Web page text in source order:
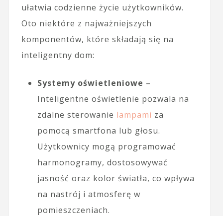
ułatwia codzienne życie użytkowników.
Oto niektóre z najważniejszych
komponentów, które składają się na
inteligentny dom:
Systemy oświetleniowe –
Inteligentne oświetlenie pozwala na
zdalne sterowanie lampami za
pomocą smartfona lub głosu.
Użytkownicy mogą programować
harmonogramy, dostosowywać
jasność oraz kolor światła, co wpływa
na nastrój i atmosferę w
pomieszczeniach.